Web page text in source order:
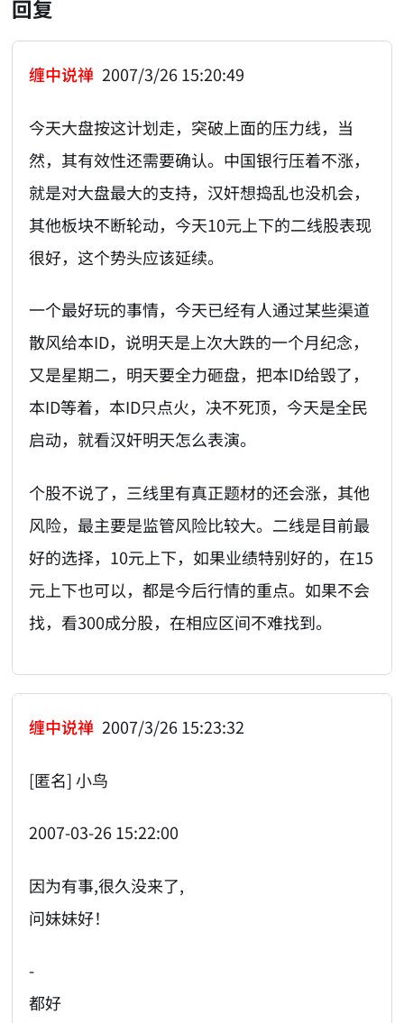
回复
缠中说禅 2007/3/26 15:20:49
今天大盘按这计划走，突破上面的压力线，当
然，其有效性还需要确认。中国银行压着不涨，
就是对大盘最大的支持，汉奸想捣乱也没机会，
其他板块不断轮动，今天10元上下的二线股表现
很好，这个势头应该延续。
一个最好玩的事情，今天已经有人通过某些渠道
散风给本ID，说明天是上次大跌的一个月纪念，
又是星期二，明天要全力砸盘，把本ID给毁了，
本ID等着，本ID只点火，决不死顶，今天是全民
启动，就看汉奸明天怎么表演。
个股不说了，三线里有真正题材的还会涨，其他
风险，最主要是监管风险比较大。二线是目前最
好的选择，10元上下，如果业绩特别好的，在15
元上下也可以，都是今后行情的重点。如果不会
找，看300成分股，在相应区间不难找到。
缠中说禅 2007/3/26 15:23:32
[匿名] 小鸟
2007-03-26 15:22:00
因为有事,很久没来了,
问妹妹好！
-
都好